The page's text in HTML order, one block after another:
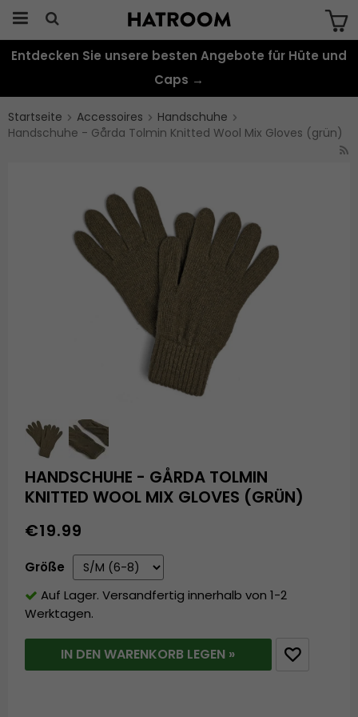
Das Produkt wurde in Ihren Warenkorb
gelegt
Entdecken Sie unsere besten Angebote für Hüte und
Caps →
Startseite Accessoires
Handschuhe
Handschuhe - Gårda Tolmin Knitted Wool Mix Gloves (grün)
HANDSCHUHE - GÅRDA TOLMIN
KNITTED WOOL MIX GLOVES (GRÜN)
€19.99
Größe
Auf Lager. Versandfertig innerhalb von 1-2
Werktagen.
IN DEN WARENKORB LEGEN »